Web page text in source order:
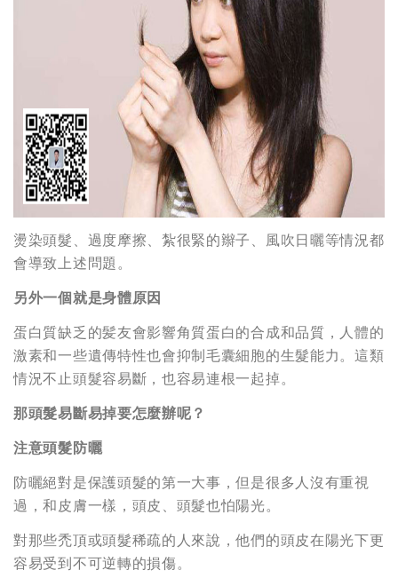
燙染頭髮、過度摩擦、紮很緊的辮子、風吹日曬等情況都
會導致上述問題。
另外一個就是身體原因
蛋白質缺乏的髪友會影響角質蛋白的合成和品質，人體的
激素和一些遺傳特性也會抑制毛囊細胞的生髮能力。這類
情況不止頭髮容易斷，也容易連根一起掉。
那頭髮易斷易掉要怎麼辦呢？
注意頭髮防曬
防曬絕對是保護頭髮的第一大事，但是很多人沒有重視
過，和皮膚一樣，頭皮、頭髮也怕陽光。
對那些禿頂或頭髮稀疏的人來說，他們的頭皮在陽光下更
容易受到不可逆轉的損傷。